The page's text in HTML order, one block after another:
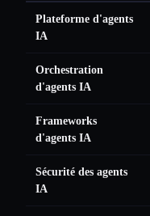
Plateforme d'agents
IA
Orchestration
d'agents IA
Frameworks
d'agents IA
Sécurité des agents
IA